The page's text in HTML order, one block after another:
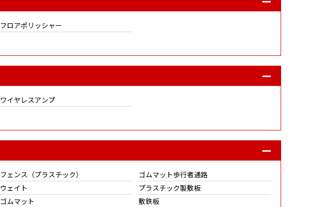
フロアポリッシャー
ワイヤレスアンプ
フェンス（プラスチック）
ウェイト
ゴムマット
ゴムマット歩行者通路
プラスチック製敷板
敷鉄板